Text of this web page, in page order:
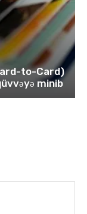
to-Card)
minib